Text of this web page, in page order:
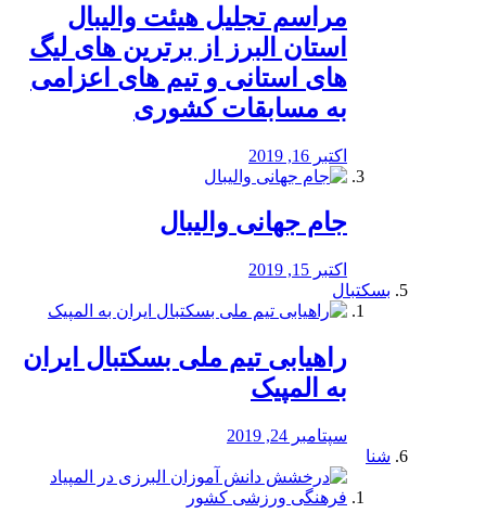
مراسم تجلیل هیئت والیبال
استان البرز از برترین های لیگ
های استانی و تیم های اعزامی
به مسابقات کشوری
اکتبر 16, 2019
جام جهانی والیبال
اکتبر 15, 2019
بسکتبال
راهیابی تیم ملی بسکتبال ایران
به المپیک
سپتامبر 24, 2019
شنا